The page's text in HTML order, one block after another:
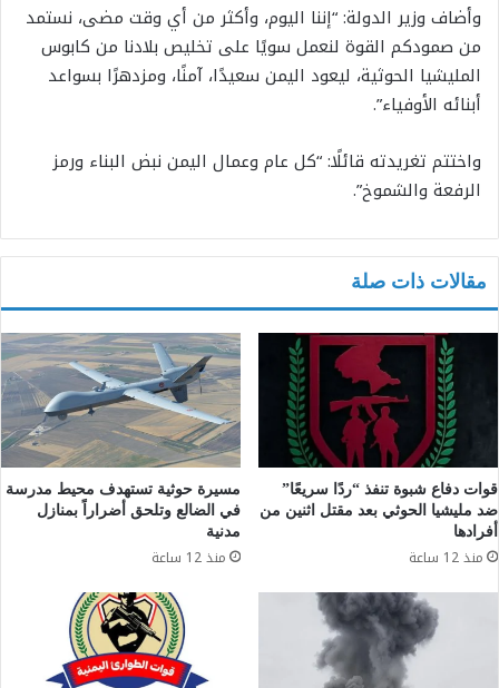
وأضاف وزير الدولة: “إننا اليوم، وأكثر من أي وقت مضى، نستمد
من صمودكم القوة لنعمل سويًا على تخليص بلادنا من كابوس
المليشيا الحوثية، ليعود اليمن سعيدًا، آمنًا، ومزدهرًا بسواعد
أبنائه الأوفياء”.
واختتم تغريدته قائلًا: “كل عام وعمال اليمن نبض البناء ورمز
الرفعة والشموخ”.
مقالات ذات صلة
قوات دفاع شبوة تنفذ “ردًا سريعًا”
ضد مليشيا الحوثي بعد مقتل اثنين من
أفرادها
منذ 12 ساعة
مسيرة حوثية تستهدف محيط مدرسة
في الضالع وتلحق أضراراً بمنازل
مدنية
منذ 12 ساعة